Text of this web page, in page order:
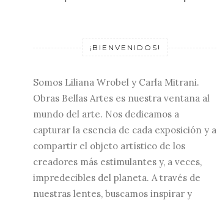
¡BIENVENIDOS!
Somos Liliana Wrobel y Carla Mitrani.
Obras Bellas Artes es nuestra ventana al
mundo del arte. Nos dedicamos a
capturar la esencia de cada exposición y a
compartir el objeto artístico de los
creadores más estimulantes y, a veces,
impredecibles del planeta. A través de
nuestras lentes, buscamos inspirar y